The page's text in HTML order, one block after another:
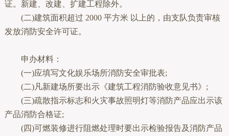
证。新建、改建、扩建工程除外。
(二)建筑面积超过 2000 平方米 以上的，由支队负责审核
发放消防安全许可证。
申办材料：
(一)应填写文化娱乐场所消防安全审批表;
(二)凡新建场所要出示《建筑工程消防验收意见书》;
(三)疏散指示标志和火灾事故照明灯等消防产品应出示该
产品消防合格证;
(四)可燃装修进行阻燃处理时要出示检验报告及消防产品